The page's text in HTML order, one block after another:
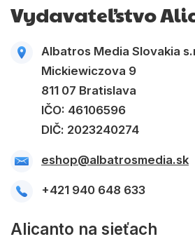
Doplnkový sortiment
Hobby
Kalendáre, diáre
Komiks
Poézia
Populárno - náučné pre deti
Predškoláci
Vydavateľstvo
Albatros Media Slovakia
Mickiewiczova 9
811 07 Bratislava
IČO: 46106596
DIČ: 2023240274
eshop@albatrosmedia.sk
+421 940 648 633
Alicanto na sieťach